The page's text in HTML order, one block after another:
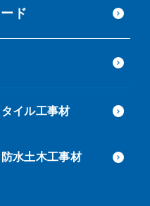
ド
タイル工事材
防水土木工事材